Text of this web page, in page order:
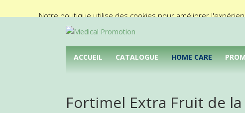
ACCUEIL CATALOGUE HOME CARE
Fortimel Extra Fruit de
Notre boutique utilise des cookies pour améliorer